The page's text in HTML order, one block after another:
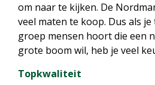
om naar te kijken. De
veel maten te koop. Dus als
groep mensen hoort die een
grote boom wil, heb je veel
Topkwaliteit